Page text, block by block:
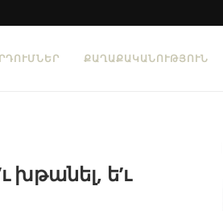
ՔԱՂԱՔԱԿԱՆՈՒԹՅՈՒՆ
խթանել, ե’ւ